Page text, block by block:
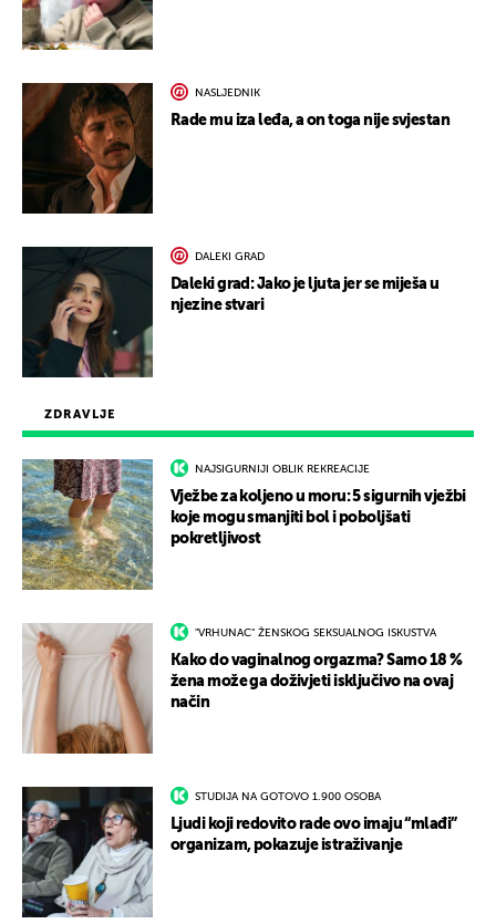
ZDRAVLJE
NAJSIGURNIJI OBLIK REKREACIJE
Vježbe za koljeno u moru: 5 sigurnih vježbi
koje mogu smanjiti bol i poboljšati
pokretljivost
"VRHUNAC" ŽENSKOG SEKSUALNOG ISKUSTVA
Kako do vaginalnog orgazma? Samo 18 %
žena može ga doživjeti isključivo na ovaj
način
STUDIJA NA GOTOVO 1.900 OSOBA
Ljudi koji redovito rade ovo imaju “mlađi”
organizam, pokazuje istraživanje
NASLJEDNIK
Rade mu iza leđa, a on toga nije svjestan
DALEKI GRAD
Daleki grad: Jako je ljuta jer se miješa u
njezine stvari